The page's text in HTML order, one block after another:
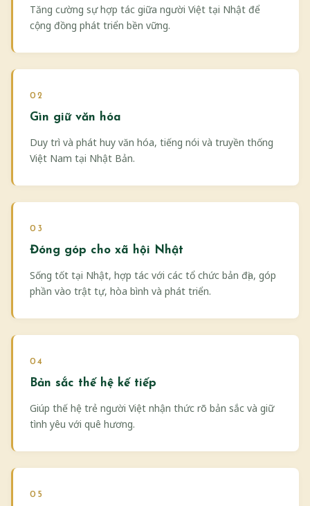
Tăng cường sự hợp tác giữa người Việt tại Nhật để
cộng đồng phát triển bền vững.
02
Gìn giữ văn hóa
Duy trì và phát huy văn hóa, tiếng nói và truyền thống
Việt Nam tại Nhật Bản.
03
Đóng góp cho xã hội Nhật
Sống tốt tại Nhật, hợp tác với các tổ chức bản địa, góp
phần vào trật tự, hòa bình và phát triển.
04
Bản sắc thế hệ kế tiếp
Giúp thế hệ trẻ người Việt nhận thức rõ bản sắc và giữ
tình yêu với quê hương.
05